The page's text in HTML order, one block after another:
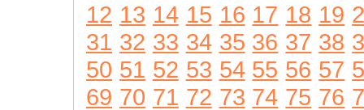
12 13 14 15 16 17 18 19
31 32 33 34 35 36 37 38
50 51 52 53 54 55 56 57
69 70 71 72 73 74 75 76